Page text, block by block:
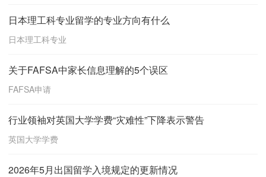
日本理工科专业留学的专业方向有什么
日本理工科专业
关于FAFSA中家长信息理解的5个误区
FAFSA申请
行业领袖对英国大学学费“灾难性”下降表示警告
英国大学学费
2026年5月出国留学入境规定的更新情况